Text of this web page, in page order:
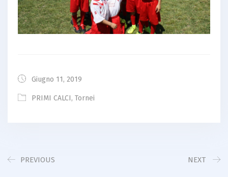
Giugno 11, 2019
PRIMI CALCI, Tornei
PREVIOUS NEXT